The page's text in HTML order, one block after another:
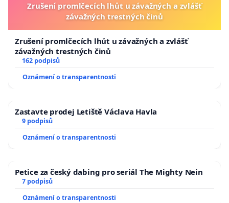
Zrušení promlčecích lhůt u závažných a zvlášť
závažných trestných činů
Zrušení promlčecích lhůt u závažných a zvlášť
závažných trestných činů
162 podpisů
Oznámení o transparentnosti
Zastavte prodej Letiště Václava Havla
9 podpisů
Oznámení o transparentnosti
Petice za český dabing pro seriál The Mighty Nein
7 podpisů
Oznámení o transparentnosti